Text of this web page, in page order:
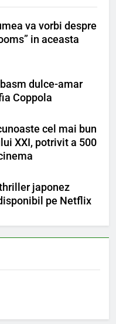
va vorbi despre
in aceasta
dulce-amar
Coppola
cel mai bun
XXI, potrivit a 500
japonez
pe Netflix